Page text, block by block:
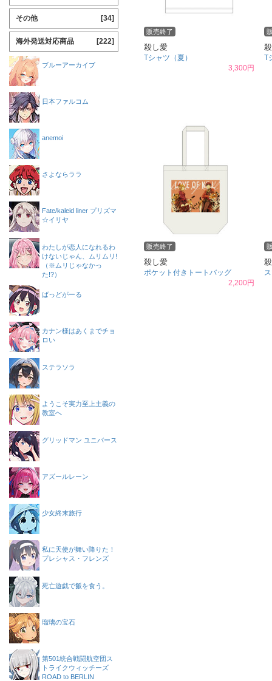
販売終了
殺し愛
Tシャツ（夏）
3,300円
T
販売終了
殺し愛
ポケット付きトートバッグ
2,200円
その他 [34]
海外発送対応商品 [222]
ブルーアーカイブ
日本ファルコム
anemoi
さよならララ
Fate/kaleid liner プリズマ
☆イリヤ
わたしが恋人になれるわ
けないじゃん、ムリムリ!
（※ムリじゃなかっ
た!?）
ばっどがーる
カナン様はあくまでチョ
ロい
ステラソラ
ようこそ実力至上主義の
教室へ
グリッドマン ユニバース
アズールレーン
少女終末旅行
私に天使が舞い降りた！
プレシャス・フレンズ
死亡遊戯で飯を食う。
瑠璃の宝石
第501統合戦闘航空団ス
トライクウィッチーズ
ROAD to BERLIN